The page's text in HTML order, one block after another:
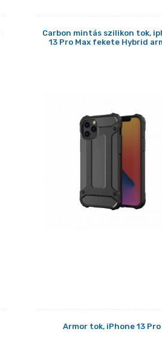
Carbon mintás szilikon tok,
13 Pro Max fekete Hybrid
Armor tok, iPhone 13 Pro